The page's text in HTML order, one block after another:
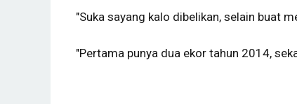
"Suka sayang kalo dibelikan, selain buat
"Pertama punya dua ekor tahun 2014,